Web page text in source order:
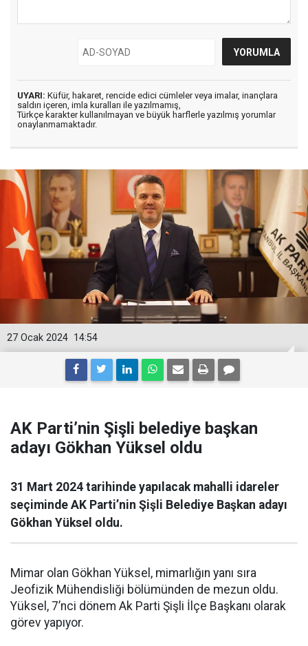
UYARI: Küfür, hakaret, rencide edici cümleler veya imalar, inançlara
saldırı içeren, imla kuralları ile yazılmamış,
Türkçe karakter kullanılmayan ve büyük harflerle yazılmış yorumlar
onaylanmamaktadır.
14:54
27 Ocak 2024
AK Parti’nin Şişli belediye başkan
adayı Gökhan Yüksel oldu
31 Mart 2024 tarihinde yapılacak mahalli idareler
seçiminde AK Parti’nin Şişli Belediye Başkan adayı
Gökhan Yüksel oldu.
Mimar olan Gökhan Yüksel, mimarlığın yanı sıra
Jeofizik Mühendisliği bölümünden de mezun oldu.
Yüksel, 7’nci dönem Ak Parti Şişli İlçe Başkanı olarak
görev yapıyor.